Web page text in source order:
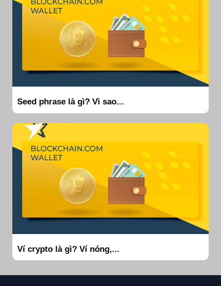
Seed phrase là gì? Vì sao...
Ví crypto là gì? Ví nóng,...